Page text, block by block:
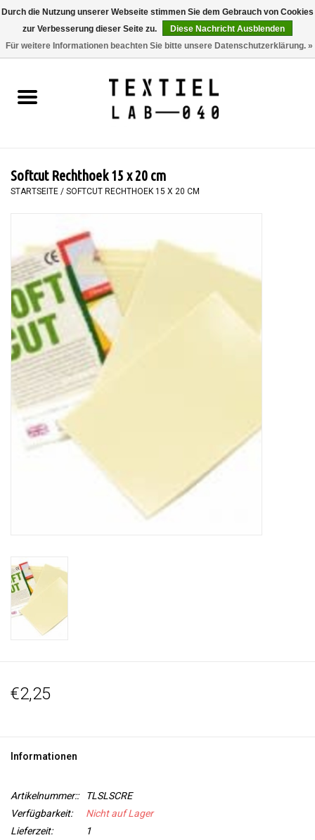
0 Artikel - €0,00
BÜCHER
MALEN
WORKSHOPS
SPECIALS
WERKZEUGE
Softcut Rechthoek 15 x 20 cm
STARTSEITE / SOFTCUT RECHTHOEK 15 X 20 CM
€2,25
Informationen
Artikelnummer::
TLSLSCRE
Verfügbarkeit:
Nicht auf Lager
Lieferzeit:
1
Durch die Nutzung unserer Webseite stimmen Sie dem Gebrauch von Cookies
zur Verbesserung dieser Seite zu.
Diese Nachricht Ausblenden
Für weitere Informationen beachten Sie bitte unsere Datenschutzerklärung. »